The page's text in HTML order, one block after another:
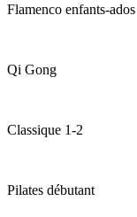
Flamenco enfants-ados
Qi Gong
Classique 1-2
Pilates débutant